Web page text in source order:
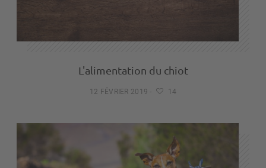
L'alimentation du chiot
12 FÉVRIER 2019 - 14